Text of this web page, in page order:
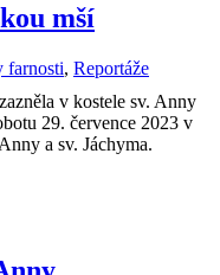
mší
farnosti, Reportáže
v kostele sv. Anny
29. července 2023 v
a sv. Jáchyma.